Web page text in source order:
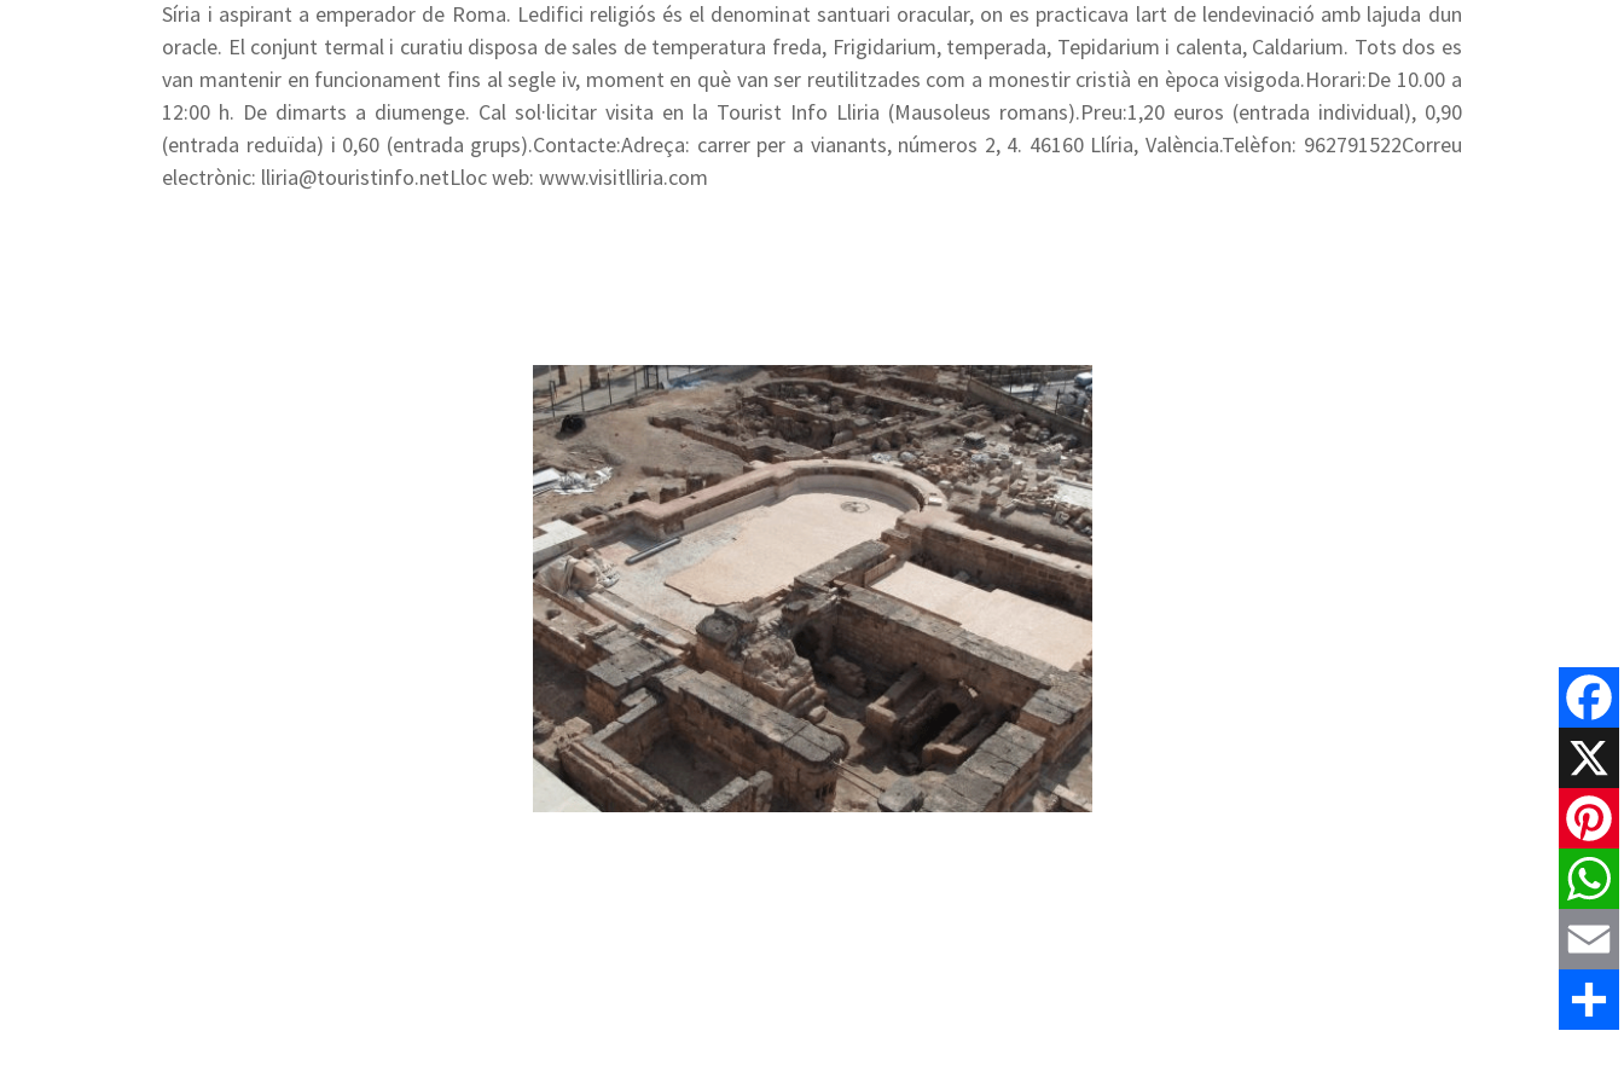
Síria i aspirant a emperador de Roma. Ledifici religiós és el denominat santuari oracular, on es practicava lart de lendevinació amb lajuda dun
oracle. El conjunt termal i curatiu disposa de sales de temperatura freda, Frigidarium, temperada, Tepidarium i calenta, Caldarium. Tots dos es
van mantenir en funcionament fins al segle iv, moment en què van ser reutilitzades com a monestir cristià en època visigoda.Horari:De 10.00 a
12:00 h. De dimarts a diumenge. Cal sol·licitar visita en la Tourist Info Lliria (Mausoleus romans).Preu:1,20 euros (entrada individual), 0,90
(entrada reduïda) i 0,60 (entrada grups).Contacte:Adreça: carrer per a vianants, números 2, 4. 46160 Llíria, València.Telèfon: 962791522Correu
electrònic: lliria@touristinfo.netLloc web: www.visitlliria.com
X
Email